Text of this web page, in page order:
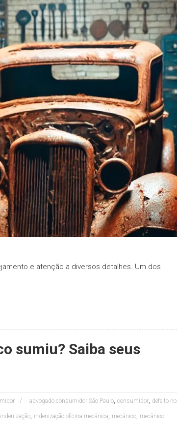
e atenção a diversos detalhes. Um dos
sumiu? Saiba seus
advogado consumidor São Paulo, consumidor, defeito no
indenização, indenização oficina mecânica, mecânico, mecânico